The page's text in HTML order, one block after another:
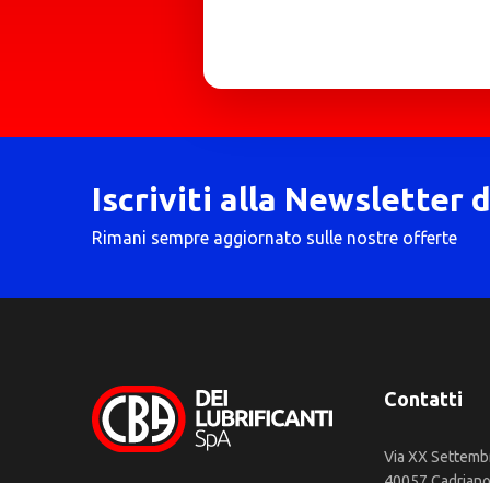
Iscriviti alla Newsletter
Rimani sempre aggiornato sulle nostre offerte
Contatti
Via XX